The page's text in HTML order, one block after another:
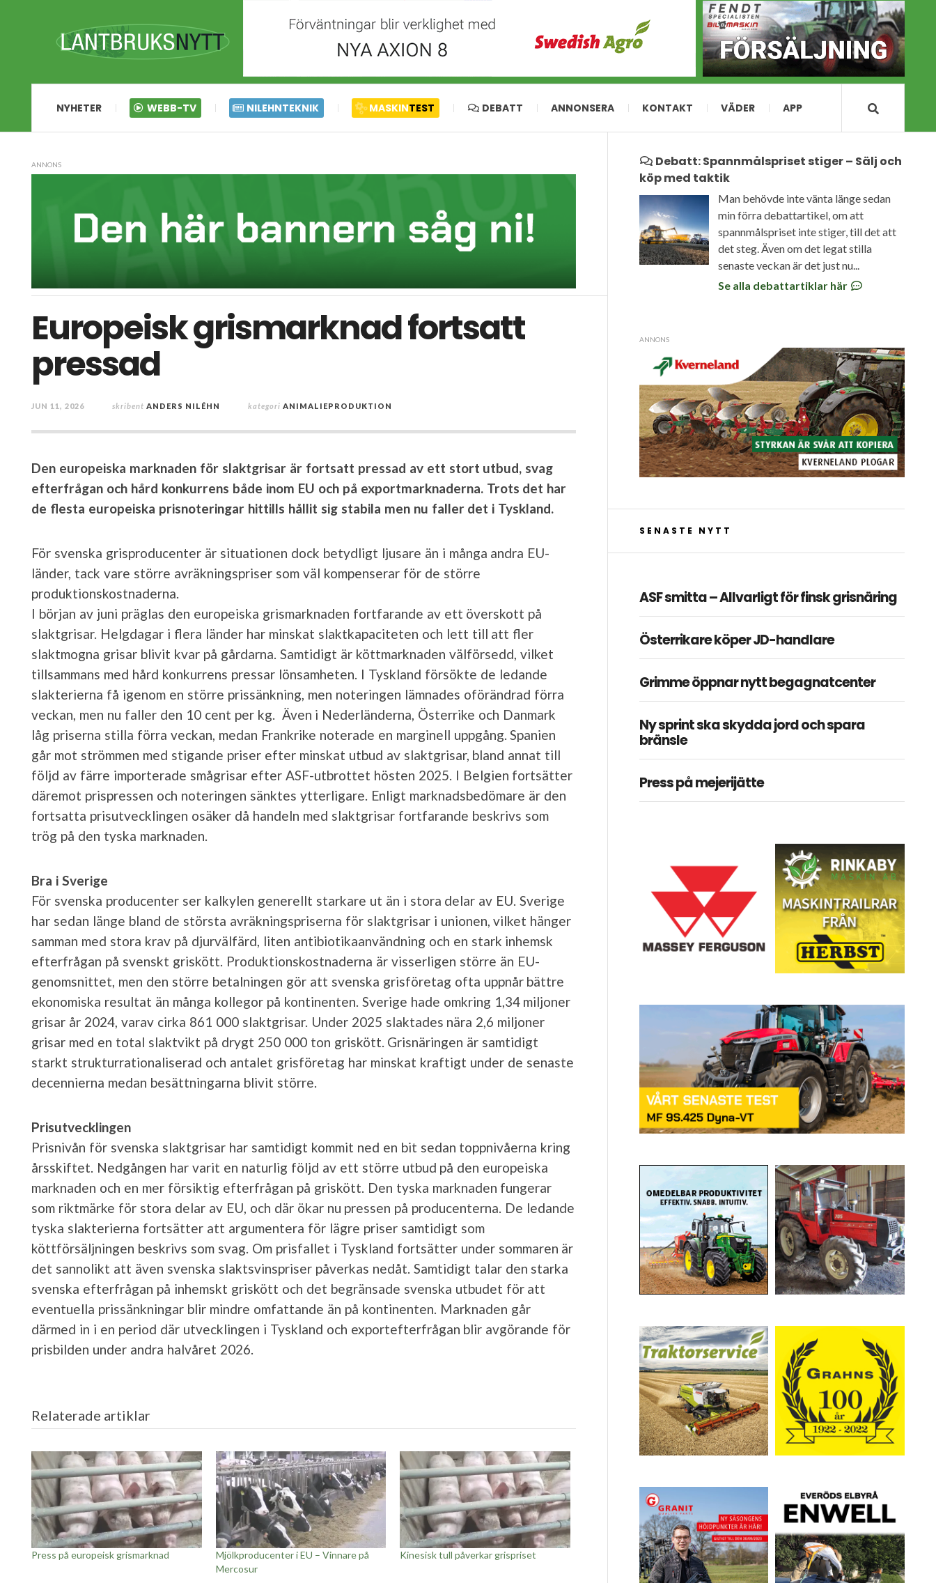
NYHETER WEBB-TV NILEHNTEKNIK MASKINTEST DEBATT ANNONSERA KONTAKT VÄDER APP
ANNONS
Europeisk grismarknad fortsatt
pressad
JUN 11, 2026 skribent ANDERS NILÉHN kategori ANIMALIEPRODUKTION
Den europeiska marknaden för slaktgrisar är fortsatt pressad av ett stort utbud, svag
efterfrågan och hård konkurrens både inom EU och på exportmarknaderna. Trots det har
de flesta europeiska prisnoteringar hittills hållit sig stabila men nu faller det i Tyskland.
För svenska grisproducenter är situationen dock betydligt ljusare än i många andra EU-
länder, tack vare större avräkningspriser som väl kompenserar för de större
produktionskostnaderna.
I början av juni präglas den europeiska grismarknaden fortfarande av ett överskott på
slaktgrisar. Helgdagar i flera länder har minskat slaktkapaciteten och lett till att fler
slaktmogna grisar blivit kvar på gårdarna. Samtidigt är köttmarknaden välförsedd, vilket
tillsammans med hård konkurrens pressar lönsamheten. I Tyskland försökte de ledande
slakterierna få igenom en större prissänkning, men noteringen lämnades oförändrad förra
veckan, men nu faller den 10 cent per kg. Även i Nederländerna, Österrike och Danmark
låg priserna stilla förra veckan, medan Frankrike noterade en marginell uppgång. Spanien
går mot strömmen med stigande priser efter minskat utbud av slaktgrisar, bland annat till
följd av färre importerade smågrisar efter ASF-utbrottet hösten 2025. I Belgien fortsätter
däremot prispressen och noteringen sänktes ytterligare. Enligt marknadsbedömare är den
fortsatta prisutvecklingen osäker då handeln med slaktgrisar fortfarande beskrivs som
trög på den tyska marknaden.
Bra i Sverige
För svenska producenter ser kalkylen generellt starkare ut än i stora delar av EU. Sverige
har sedan länge bland de största avräkningspriserna för slaktgrisar i unionen, vilket hänger
samman med stora krav på djurvälfärd, liten antibiotikaanvändning och en stark inhemsk
efterfrågan på svenskt griskött. Produktionskostnaderna är visserligen större än EU-
genomsnittet, men den större betalningen gör att svenska grisföretag ofta uppnår bättre
ekonomiska resultat än många kollegor på kontinenten. Sverige hade omkring 1,34 miljoner
grisar år 2024, varav cirka 861 000 slaktgrisar. Under 2025 slaktades nära 2,6 miljoner
grisar med en total slaktvikt på drygt 250 000 ton griskött. Grisnäringen är samtidigt
starkt strukturrationaliserad och antalet grisföretag har minskat kraftigt under de senaste
decennierna medan besättningarna blivit större.
Prisutvecklingen
Prisnivån för svenska slaktgrisar har samtidigt kommit ned en bit sedan toppnivåerna kring
årsskiftet. Nedgången har varit en naturlig följd av ett större utbud på den europeiska
marknaden och en mer försiktig efterfrågan på griskött. Den tyska marknaden fungerar
som riktmärke för stora delar av EU, och där ökar nu pressen på producenterna. De ledande
tyska slakterierna fortsätter att argumentera för lägre priser samtidigt som
köttförsäljningen beskrivs som svag. Om prisfallet i Tyskland fortsätter under sommaren är
det sannolikt att även svenska slaktsvinspriser påverkas nedåt. Samtidigt talar den starka
svenska efterfrågan på inhemskt griskött och det begränsade svenska utbudet för att
eventuella prissänkningar blir mindre omfattande än på kontinenten. Marknaden går
därmed in i en period där utvecklingen i Tyskland och exportefterfrågan blir avgörande för
prisbilden under andra halvåret 2026.
Relaterade artiklar
Press på europeisk grismarknad
Mjölkproducenter i EU – Vinnare på
Mercosur
Kinesisk tull påverkar grispriset
Debatt: Spannmålspriset stiger – Sälj och
köp med taktik
Man behövde inte vänta länge sedan
min förra debattartikel, om att
spannmålspriset inte stiger, till det att
det steg. Även om det legat stilla
senaste veckan är det just nu...
Se alla debattartiklar här
ANNONS
SENASTE NYTT
ASF smitta – Allvarligt för finsk grisnäring
Österrikare köper JD-handlare
Grimme öppnar nytt begagnatcenter
Ny sprint ska skydda jord och spara
bränsle
Press på mejerijätte